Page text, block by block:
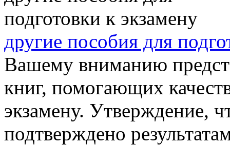
другие пособия для
Вашему вниманию
книг, помогающих
экзамену. Утверждение,
подтверждено